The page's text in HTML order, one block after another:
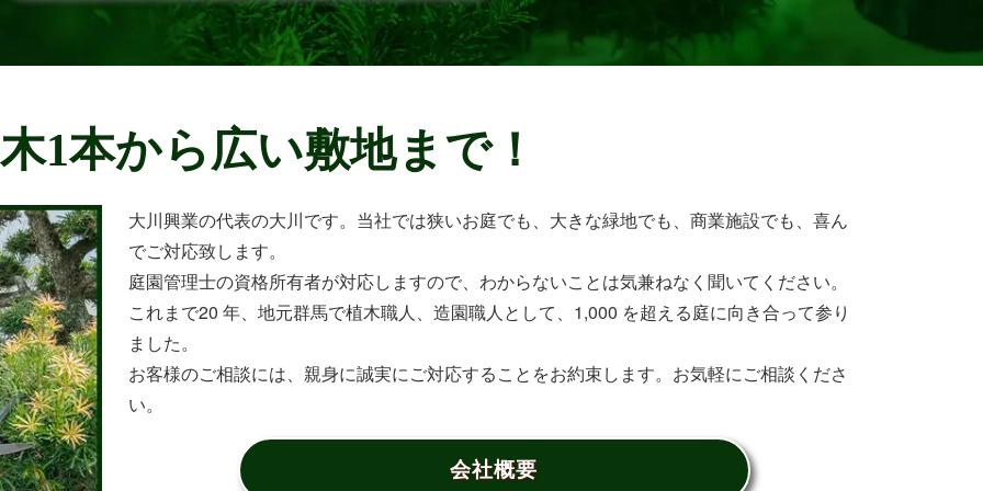
1本から広い敷地まで！
大川興業の代表の大川です。当社では狭いお庭でも、大きな緑地でも、商業施設でも、喜ん
でご対応致します。
庭園管理士の資格所有者が対応しますので、わからないことは気兼ねなく聞いてください。
これまで20 年、地元群馬で植木職人、造園職人として、1,000 を超える庭に向き合って参り
ました。
お客様のご相談には、親身に誠実にご対応することをお約束します。お気軽にご相談くださ
い。
会社概要